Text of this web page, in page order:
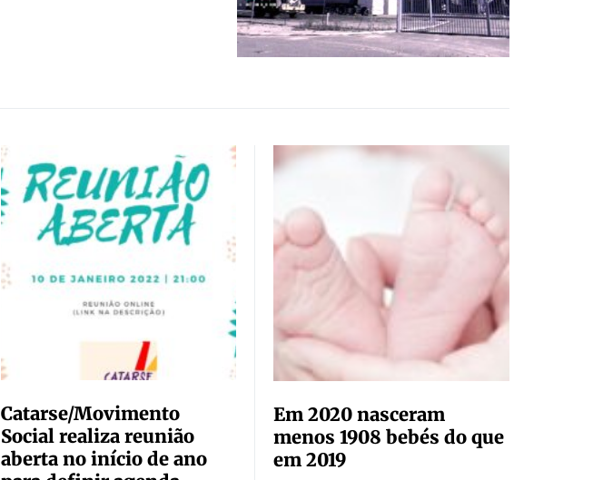
Catarse/Movimento
Social realiza reunião
aberta no início de ano
Em 2020 nasceram
menos 1908 bebés do que
em 2019